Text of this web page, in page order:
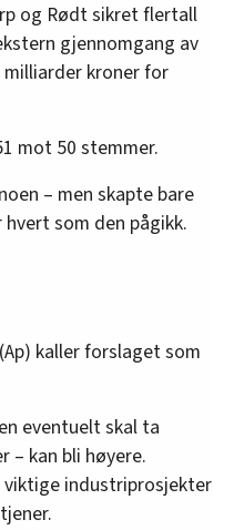
og Rødt sikret flertall
gjennomgang av
kroner for
mot 50 stemmer.
– men skapte bare
som den pågikk.
kaller forslaget som
eventuelt skal ta
– kan bli høyere.
viktige industriprosjekter